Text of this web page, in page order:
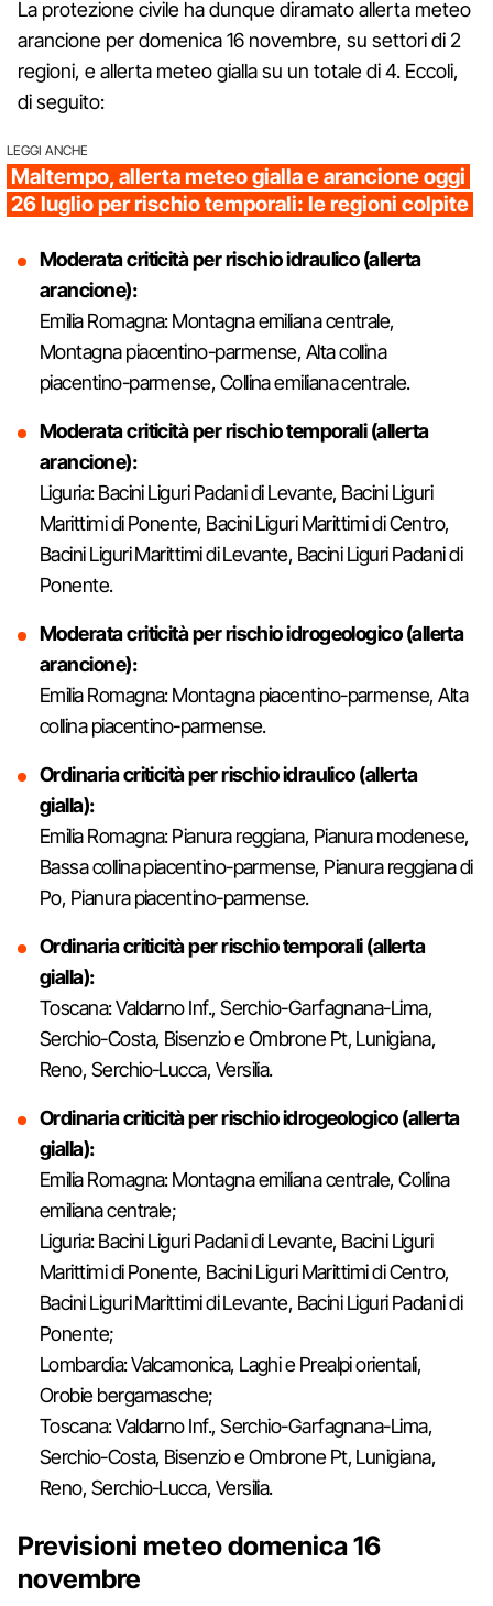
La protezione civile ha dunque diramato allerta meteo
arancione per domenica 16 novembre, su settori di 2
regioni, e allerta meteo gialla su un totale di 4. Eccoli,
di seguito:
LEGGI ANCHE
Maltempo, allerta meteo gialla e arancione oggi
26 luglio per rischio temporali: le regioni colpite
Moderata criticità per rischio idraulico (allerta
arancione):
Emilia Romagna: Montagna emiliana centrale,
Montagna piacentino-parmense, Alta collina
piacentino-parmense, Collina emiliana centrale.
Moderata criticità per rischio temporali (allerta
arancione):
Liguria: Bacini Liguri Padani di Levante, Bacini Liguri
Marittimi di Ponente, Bacini Liguri Marittimi di Centro,
Bacini Liguri Marittimi di Levante, Bacini Liguri Padani di
Ponente.
Moderata criticità per rischio idrogeologico (allerta
arancione):
Emilia Romagna: Montagna piacentino-parmense, Alta
collina piacentino-parmense.
Ordinaria criticità per rischio idraulico (allerta
gialla):
Emilia Romagna: Pianura reggiana, Pianura modenese,
Bassa collina piacentino-parmense, Pianura reggiana di
Po, Pianura piacentino-parmense.
Ordinaria criticità per rischio temporali (allerta
gialla):
Toscana: Valdarno Inf., Serchio-Garfagnana-Lima,
Serchio-Costa, Bisenzio e Ombrone Pt, Lunigiana,
Reno, Serchio-Lucca, Versilia.
Ordinaria criticità per rischio idrogeologico (allerta
gialla):
Emilia Romagna: Montagna emiliana centrale, Collina
emiliana centrale;
Liguria: Bacini Liguri Padani di Levante, Bacini Liguri
Marittimi di Ponente, Bacini Liguri Marittimi di Centro,
Bacini Liguri Marittimi di Levante, Bacini Liguri Padani di
Ponente;
Lombardia: Valcamonica, Laghi e Prealpi orientali,
Orobie bergamasche;
Toscana: Valdarno Inf., Serchio-Garfagnana-Lima,
Serchio-Costa, Bisenzio e Ombrone Pt, Lunigiana,
Reno, Serchio-Lucca, Versilia.
Previsioni meteo domenica 16
novembre